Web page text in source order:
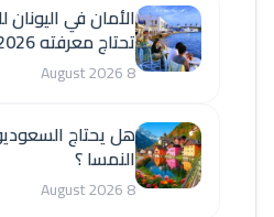
الأمان في
تحتاج معرفته 2026
8 August 2026
هل يحتاج
النمسا ؟
8 August 2026